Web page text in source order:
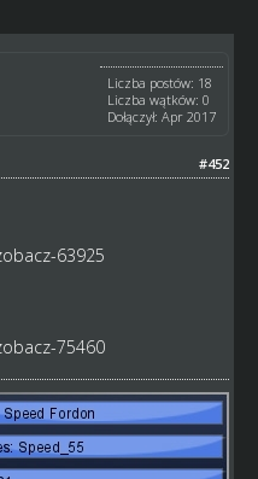
Liczba postów: 18
Liczba wątków: 0
Dołączył: Apr 2017
#452
63925
75460